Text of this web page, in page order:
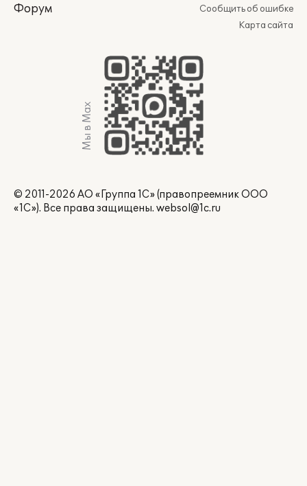
Форум
Сообщить об ошибке
Карта сайта
Мы в Max
© 2011-2026 АО «Группа 1С» (правопреемник ООО
«1С»). Все права защищены. websol@1c.ru